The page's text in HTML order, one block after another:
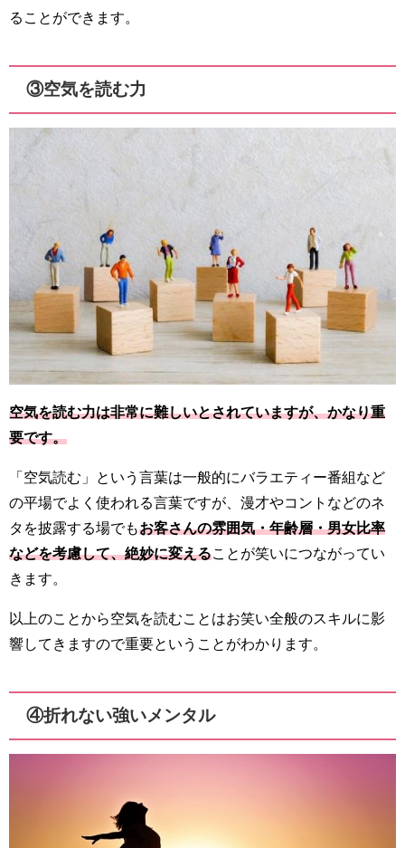
ることができます。
③空気を読む力
空気を読む力は非常に難しいとされていますが、かなり重
要です。
「空気読む」という言葉は一般的にバラエティー番組など
の平場でよく使われる言葉ですが、漫才やコントなどのネ
タを披露する場でもお客さんの雰囲気・年齢層・男女比率
などを考慮して、絶妙に変えることが笑いにつながってい
きます。
以上のことから空気を読むことはお笑い全般のスキルに影
響してきますので重要ということがわかります。
④折れない強いメンタル